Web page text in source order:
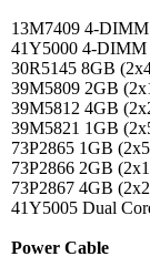
13M7409 4-
41Y5000 4-DIMM
30R5145 8GB
39M5809 2GB
39M5812 4GB
39M5821 1GB
73P2865 1GB
73P2866 2GB
73P2867 4GB
41Y5005 Dual
Power Cable